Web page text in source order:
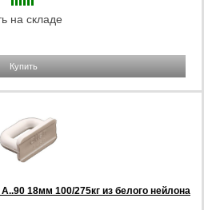
на складе
Купить
18мм 100/275кг из белого нейлона